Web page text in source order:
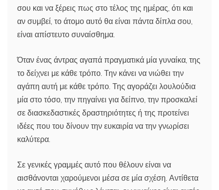
σου και να ξέρεις πως στο τέλος της ημέρας, ότι και
αν συμβεί, το άτομο αυτό θα είναι πάντα δίπλα σου,
είναι απίστευτο συναίσθημα.
Όταν ένας άντρας αγαπά πραγματικά μία γυναίκα, της
το δείχνει με κάθε τρόπο. Την κάνει να νιώθει την
αγάπη αυτή με κάθε τρόπο. Της αγοράζει λουλούδια
μία στο τόσο, την πηγαίνει για δείπνο, την προσκαλεί
σε διασκεδαστικές δραστηριότητες ή της προτείνει
ιδέες που του δίνουν την ευκαιρία να την γνωρίσει
καλύτερα.
Σε γενικές γραμμές αυτό που θέλουν είναι να
αισθάνονται χαρούμενοι μέσα σε μία σχέση. Αντίθετα